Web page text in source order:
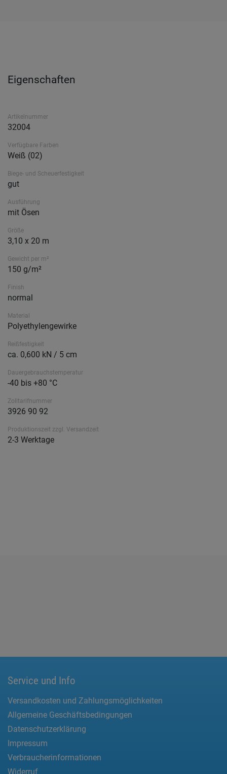
Eigenschaften
Artikelnummer
32004
Verfügbare Farben
Weiß (02)
Biege- und Scheuerfestigkeit
gut
Ausführung
mit Ösen
Größe
3,10 x 20 m
Gewicht per m²
150 g/m²
Finish
normal
Material
Polyethylengewirke
Reißfestigkeit
ca. 0,600 kN / 5 cm
Dauergebrauchstemperatur
-40 bis +80 °C
Zolltarifnummer
3926 90 92
Produktionszeit zzgl. Versandzeit
2-3 Werktage
Service und Info
Versandkosten und Zahlungsmöglichkeiten
Allgemeine Geschäftsbedingungen
Datenschutzerklärung
Impressum
Verbraucherinformationen
Widerruf